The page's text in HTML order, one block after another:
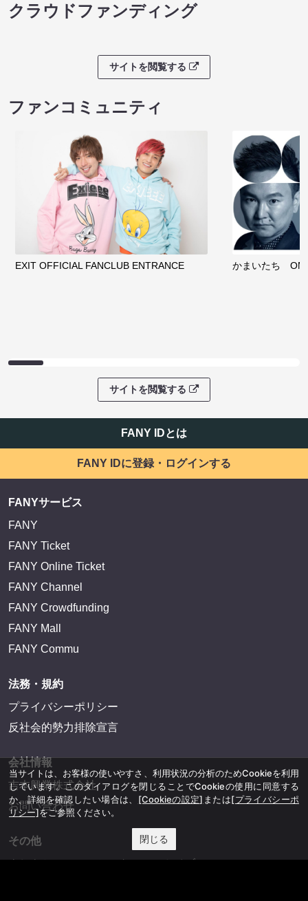
クラウドファンディング
サイトを閲覧する
ファンコミュニティ
EXIT OFFICIAL FANCLUB ENTRANCE かまいたち
サイトを閲覧する
FANY IDとは
FANY IDに登録・ログインする
FANYサービス
FANY
FANY Ticket
FANY Online Ticket
FANY Channel
FANY Crowdfunding
FANY Mall
FANY Commu
法務・規約
プライバシーポリシー
反社会的勢力排除宣言
会社情報
吉本興業株式会社
お問い合わせ
その他
よしもとニュースセンターアーカイブ
当サイトは、お客様の使いやすさ、利用状況の分析のためCookieを利用
しています。このダイアログを閉じることでCookieの使用に同意する
か、詳細を確認したい場合は、 [Cookieの設定] または[プライバシーポ
リシー]をご参照ください。
閉じる